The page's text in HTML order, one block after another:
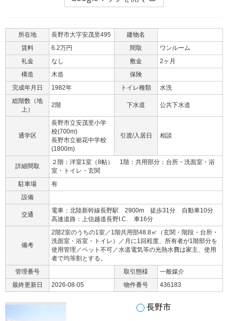
所在地 長野市大字安茂里495
建物名
賃料
6.2万円 間取
ワンルーム
礼金
なし 敷金
2ヶ月
構造
木造
保険
完成年月日
1982年 トイレ種類
水洗
総階数（地
上）
2階 下水道 公共下水道
通学区
長野市立安茂里小学
校(700m)
長野市立裾花中学校
(1800m)
引渡/入居日 相談
詳細間取
２階：洋室1室（8帖） 1階：共用部分：台所・洗面室・浴
室・トイレ・玄関
駐車場
有
設備
交通
電車：北陸新幹線長野駅 2900m 徒歩31分 自動車10分
高速道路：上信越道長野I.C. 車16分
備考
2階2室のうちの1室／1階共用部48.8㎡（玄関・階段・台所・
洗面室・浴室・トイレ）／月に1回程度、所有者が1階部分を
使用管理／ペット不可／水道電気等の光熱水費は家主、使用
者で均等割とする。
管理番号
取引態様
一般媒介
最終更新日
2026-08-05 物件番号 436183
長野市